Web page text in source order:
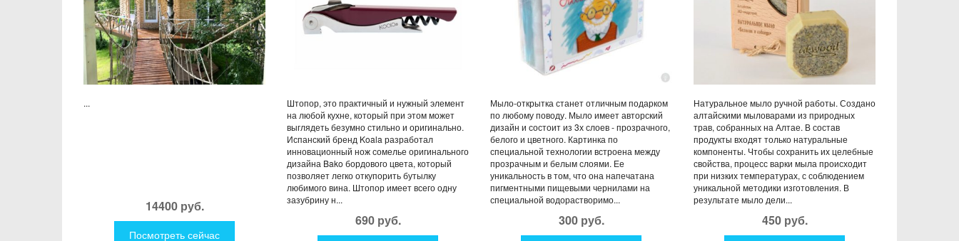
...
14400 руб.
Посмотреть сейчас
Штопор, это практичный и нужный элемент
на любой кухне, который при этом может
выглядеть безумно стильно и оригинально.
Испанский бренд Koala разработал
инновационный нож сомелье оригинального
дизайна Bako бордового цвета, который
позволяет легко откупорить бутылку
любимого вина. Штопор имеет всего одну
зазубрину н...
690 руб.
Мыло-открытка станет отличным подарком
по любому поводу. Мыло имеет авторский
дизайн и состоит из 3х слоев - прозрачного,
белого и цветного. Картинка по
специальной технологии встроена между
прозрачным и белым слоями. Ее
уникальность в том, что она напечатана
пигментными пищевыми чернилами на
специальной водорастворимо...
300 руб.
Натуральное мыло ручной работы. Создано
алтайскими мыловарами из природных
трав, собранных на Алтае. В состав
продукты входят только натуральные
компоненты. Чтобы сохранить их целебные
свойства, процесс варки мыла происходит
при низких температурах, с соблюдением
уникальной методики изготовления. В
результате мыло дели...
450 руб.